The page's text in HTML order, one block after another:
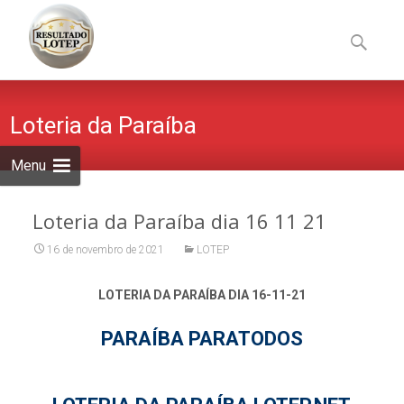
Menu
to
content
por:
Loteria da Paraíba
Loteria da Paraíba dia 16 11 21
16 de novembro de 2021 LOTEP
LOTERIA DA PARAÍBA DIA 16-11-21
PARAÍBA PARATODOS